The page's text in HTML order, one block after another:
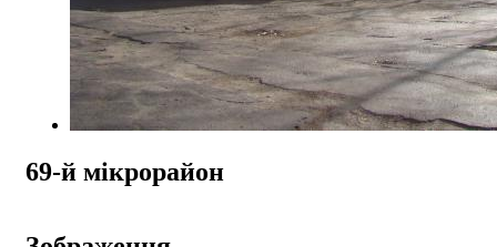
69-й мікрорайон